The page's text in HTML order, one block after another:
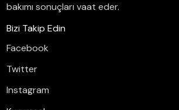
bakımı sonuçları vaat eder.
Bizi Takip Edin
Facebook
Twitter
Instagram